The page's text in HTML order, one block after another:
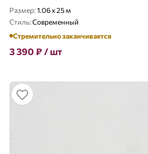
Размер: 1.06 x 25 м
Стиль: Современный
Стремительно заканчивается
3 390 ₽ / шт